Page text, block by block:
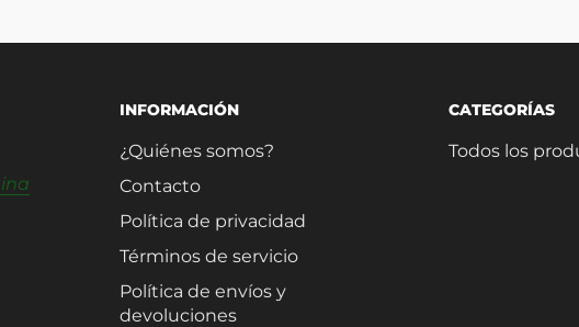
INFORMACIÓN
¿Quiénes somos?
Contacto
Política de privacidad
Términos de servicio
Política de envíos y
devoluciones
CATEGORÍAS
Todos los